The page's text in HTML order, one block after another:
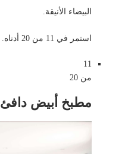
البيضاء الأنيقة.
استمر في 11 من 20 أدناه.
11
من 20
مطبخ أبيض دافئ